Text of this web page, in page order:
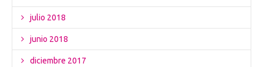
julio 2018
junio 2018
diciembre 2017